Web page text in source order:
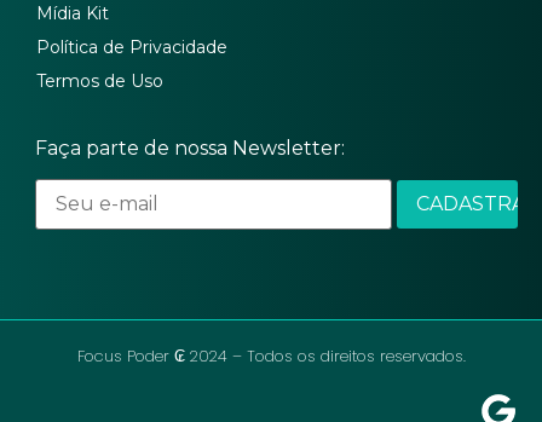
Mídia Kit
Política de Privacidade
Termos de Uso
Faça parte de nossa Newsletter:
Focus Poder ₢ 2024 – Todos os direitos reservados.